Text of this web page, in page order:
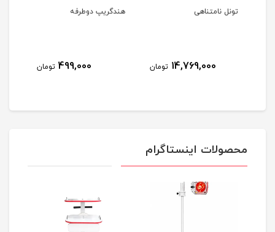
تونل نامتناهی
14,769,000 تومان
هندگریپ دوطرفه
499,000 تومان
محصولات اینستاگرام